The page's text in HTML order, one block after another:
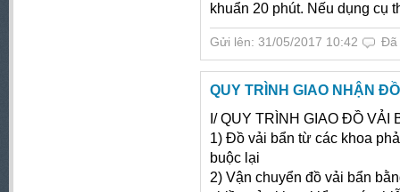
khuẩn 20 phút. Nếu dụng cụ
Gửi lên: 31/05/2017 10:42 Đã
QUY TRÌNH GIAO NHẬN
I/ QUY TRÌNH GIAO ĐỒ VẢI
1) Đồ vải bẩn từ các khoa
buộc lại
2) Vận chuyển đồ vải bẩn